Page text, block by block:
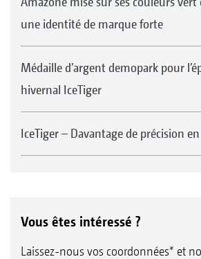
une identité de marque forte
Médaille d’argent demopark pour
hivernal IceTiger
IceTiger – Davantage de précision
Vous êtes intéressé ?
Laissez-nous vos coordonnées* et